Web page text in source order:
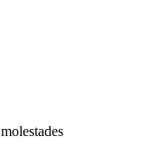
molestades